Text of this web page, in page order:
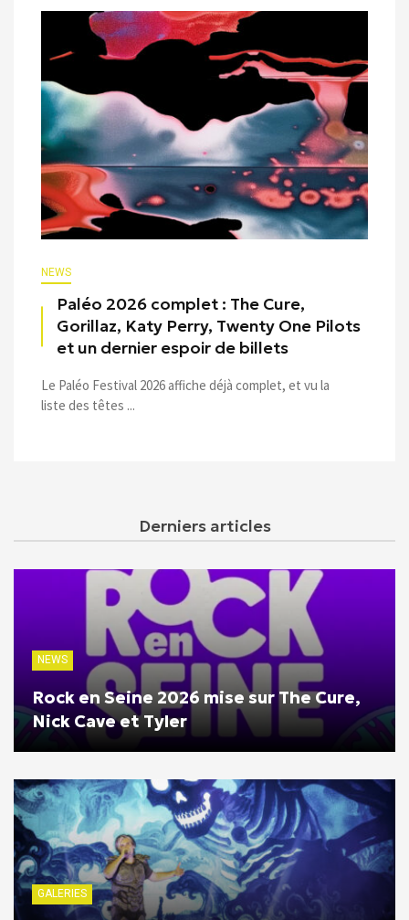
NEWS
Paléo 2026 complet : The Cure,
Gorillaz, Katy Perry, Twenty One Pilots
et un dernier espoir de billets
Le Paléo Festival 2026 affiche déjà complet, et vu la
liste des têtes ...
Derniers articles
NEWS
Rock en Seine 2026 mise sur The Cure,
Nick Cave et Tyler
GALERIES